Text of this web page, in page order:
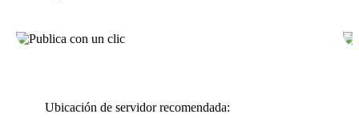
Ubicación de servidor recomendada: